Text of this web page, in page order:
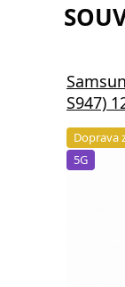
S947)
Doprava
5G